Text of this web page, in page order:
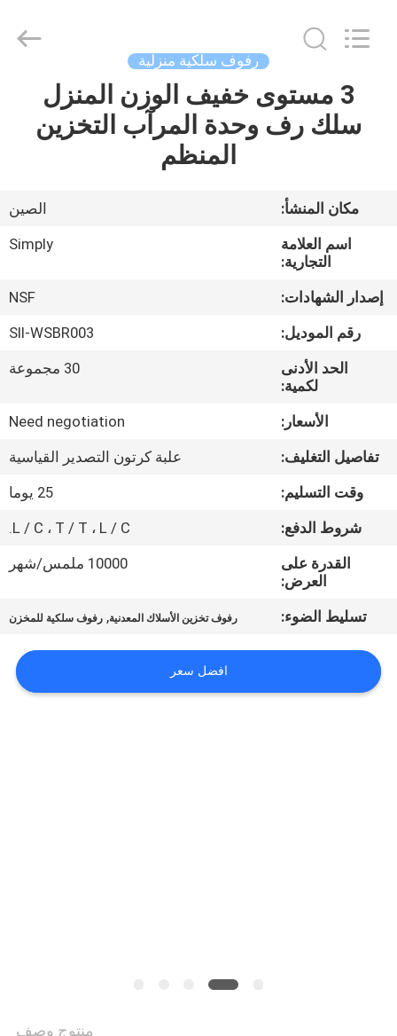
الصفحة
الرئيسية
معلومات
جولة
مراقبة
الجودة
اتصل
اطلب
اقتباس
خريطة
رفوف سلكية منزلية
3 مستوى خفيف الوزن المنزل
سلك رف وحدة المرآب التخزين
المنظم
مكان المنشأ:
الصين
اسم العلامة
التجارية:
Simply
إصدار الشهادات:
NSF
رقم الموديل:
SII-WSBR003
الحد الأدنى
لكمية:
30 مجموعة
الأسعار:
Need negotiation
تفاصيل التغليف:
علبة كرتون التصدير القياسية
وقت التسليم:
25 يوما
شروط الدفع:
L / C ، T / T ، L / C.
القدرة على
العرض:
10000 ملمس/شهر
تسليط الضوء: رفوف تخزين الأسلاك المعدنية, رفوف سلكية للمخزن
افضل سعر
منتوج وصف